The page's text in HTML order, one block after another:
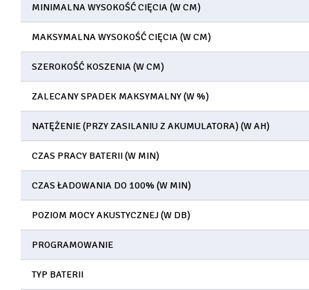
MINIMALNA WYSOKOŚĆ CIĘCIA (W CM)
MAKSYMALNA WYSOKOŚĆ CIĘCIA (W CM)
SZEROKOŚĆ KOSZENIA (W CM)
ZALECANY SPADEK MAKSYMALNY (W %)
NATĘŻENIE (PRZY ZASILANIU Z AKUMULATORA) (W AH)
CZAS PRACY BATERII (W MIN)
CZAS ŁADOWANIA DO 100% (W MIN)
POZIOM MOCY AKUSTYCZNEJ (W DB)
PROGRAMOWANIE
TYP BATERII